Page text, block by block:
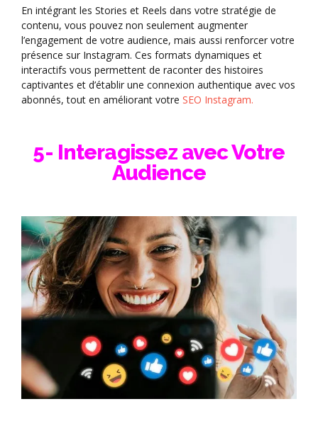
En intégrant les Stories et Reels dans votre stratégie de
contenu, vous pouvez non seulement augmenter
l’engagement de votre audience, mais aussi renforcer votre
présence sur Instagram. Ces formats dynamiques et
interactifs vous permettent de raconter des histoires
captivantes et d’établir une connexion authentique avec vos
abonnés, tout en améliorant votre SEO Instagram.
5- Interagissez avec Votre
Audience